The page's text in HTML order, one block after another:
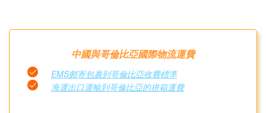
中國與哥倫比亞國際物流運費
EMS郵寄包裹到哥倫比亞收費標準
海運出口運輸到哥倫比亞的拼箱運費